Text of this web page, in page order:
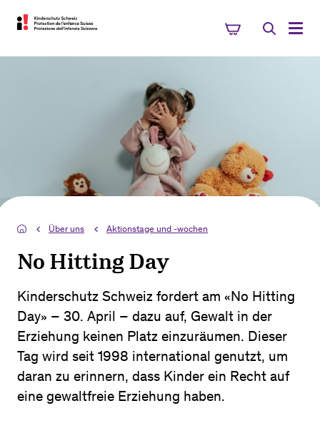
Über uns Aktionstage und -wochen
No Hitting Day
Kinderschutz Schweiz fordert am «No Hitting
Day» – 30. April – dazu auf, Gewalt in der
Erziehung keinen Platz einzuräumen. Dieser
Tag wird seit 1998 international genutzt, um
daran zu erinnern, dass Kinder ein Recht auf
eine gewaltfreie Erziehung haben.